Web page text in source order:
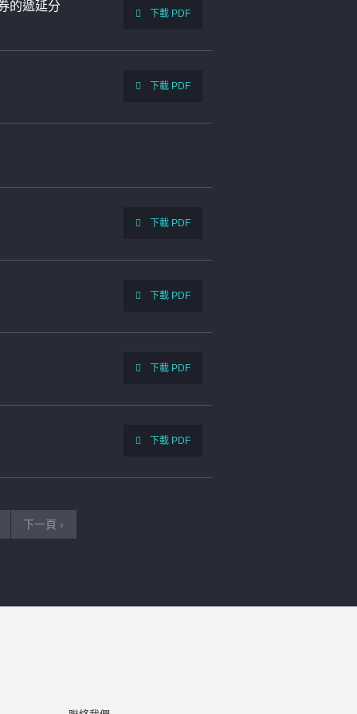
的遞延分
下載 PDF
下載 PDF
下載 PDF
下載 PDF
下載 PDF
下載 PDF
下一頁 ›